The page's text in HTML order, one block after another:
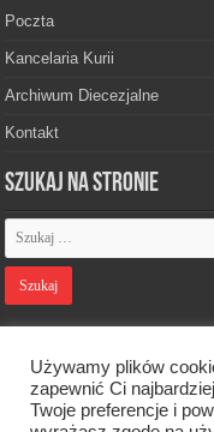
Poczta
Kancelaria Kurii
Archiwum Diecezjalne
Kontakt
Szukaj na stronie
Używamy plików
zapewnić Ci
Twoje preferencje i